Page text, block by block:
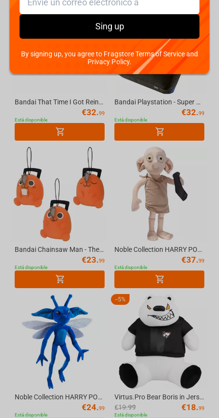
Bandai That Time I Got Reincarnated As A Slime Super Big Plush-Rimuru Tempest-Vol.2
€32.99
Está disponible
Bandai Playstation - Super Big Plush -playstation 2
€32.99
Está disponible
Bandai Chainsaw Man - The Movie: Reze Arc - Sitting Pochita Plush Collection
€23.99
Está disponible
Noble Collection HARRY POTTER - Dobby Interactive Plush toy
€37.99
Está disponible
Noble Collection HARRY POTTER - Cornish Pixie Plush toy
€24.99
Está disponible
- 5%
Virtus.Pro Bear Boris in Jersey, Plush toy, 2025 collection, 21 cm
€19.99 €18.99
Está disponible
Sing up
By signing up, you agree to Fragstore Terms of Service and
Privacy Policy.